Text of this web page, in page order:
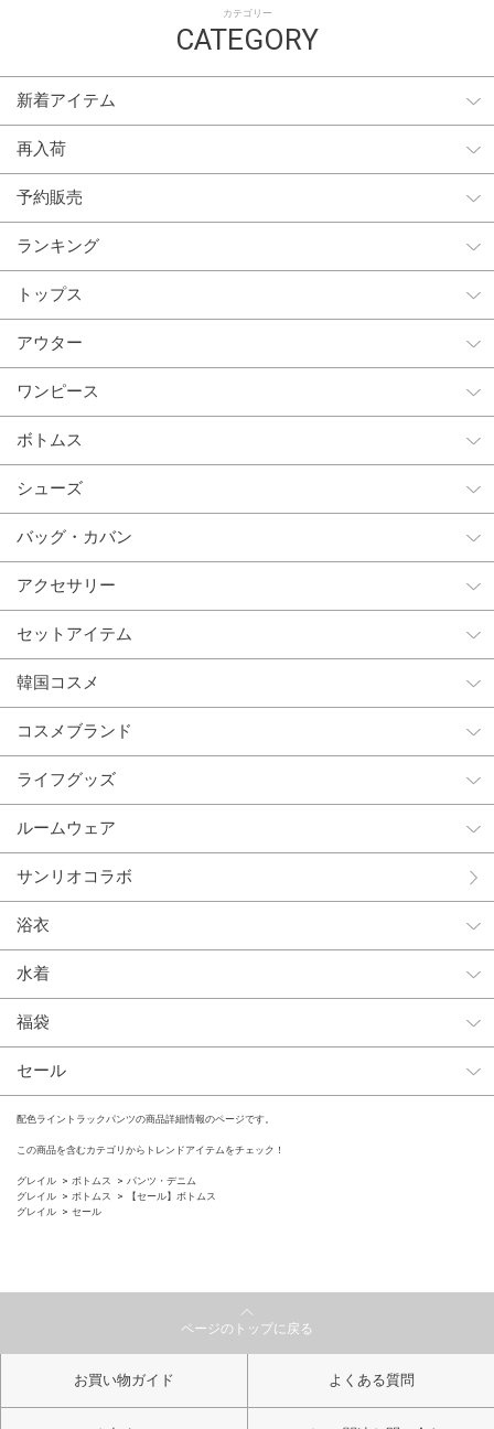
カテゴリー
CATEGORY
新着アイテム
再入荷
予約販売
ランキング
トップス
アウター
ワンピース
ボトムス
シューズ
バッグ・カバン
アクセサリー
セットアイテム
韓国コスメ
コスメブランド
ライフグッズ
ルームウェア
サンリオコラボ
浴衣
水着
福袋
セール
配色ライントラックパンツの商品詳細情報のページです。
この商品を含むカテゴリからトレンドアイテムをチェック！
グレイル ボトムス
パンツ・デニム
グレイル
ボトムス
【セール】ボトムス
グレイル
セール
ページのトップに戻る
お買い物ガイド よくある質問